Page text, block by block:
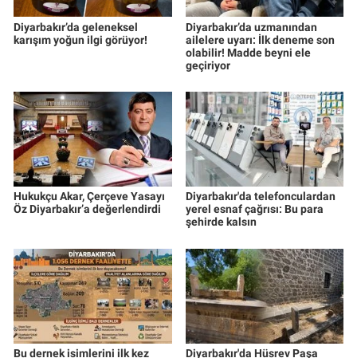
Diyarbakır’da geleneksel
karışım yoğun ilgi görüyor!
Diyarbakır’da uzmanından
ailelere uyarı: İlk deneme son
olabilir! Madde beyni ele
geçiriyor
Hukukçu Akar, Çerçeve Yasayı
Öz Diyarbakır’a değerlendirdi
Diyarbakır'da telefonculardan
yerel esnaf çağrısı: Bu para
şehirde kalsın
Bu dernek isimlerini ilk kez
Diyarbakır'da Hüsrev Paşa